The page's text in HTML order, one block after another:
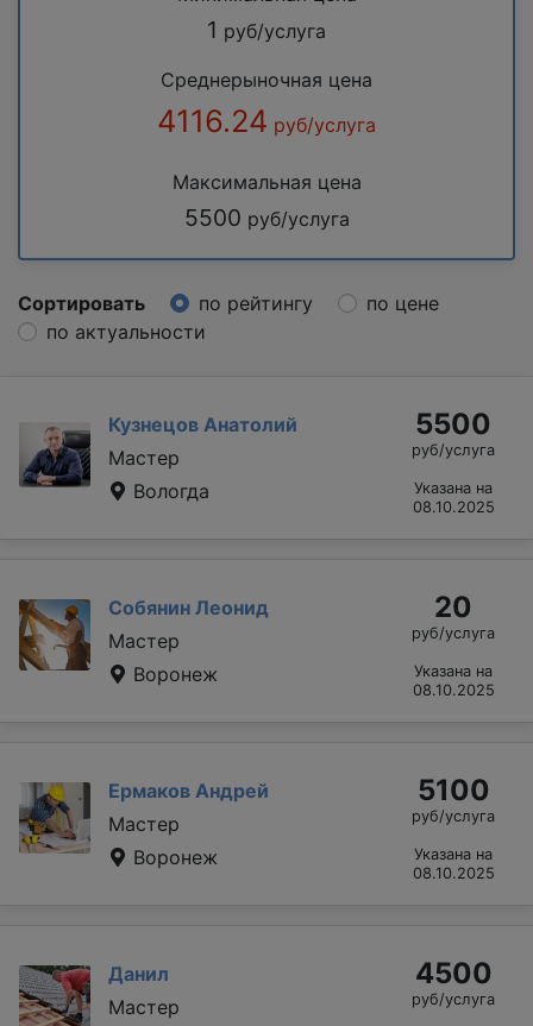
1 руб/услуга
Среднерыночная цена
4116.24 руб/услуга
Максимальная цена
5500 руб/услуга
Сортировать по рейтингу
по цене
по актуальности
Кузнецов Анатолий
Мастер
Вологда
5500
руб/услуга
Указана на
08.10.2025
Собянин Леонид
Мастер
Воронеж
20
руб/услуга
Указана на
08.10.2025
Ермаков Андрей
Мастер
Воронеж
5100
руб/услуга
Указана на
08.10.2025
Данил
Мастер
4500
руб/услуга